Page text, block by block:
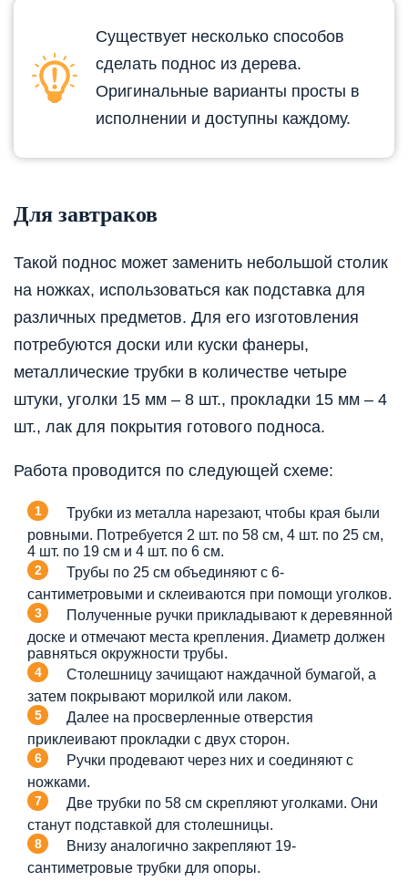
Существует несколько способов
сделать поднос из дерева.
Оригинальные варианты просты в
исполнении и доступны каждому.
Для завтраков
Такой поднос может заменить небольшой столик
на ножках, использоваться как подставка для
различных предметов. Для его изготовления
потребуются доски или куски фанеры,
металлические трубки в количестве четыре
штуки, уголки 15 мм – 8 шт., прокладки 15 мм – 4
шт., лак для покрытия готового подноса.
Работа проводится по следующей схеме:
Трубки из металла нарезают, чтобы края были
ровными. Потребуется 2 шт. по 58 см, 4 шт. по 25 см,
4 шт. по 19 см и 4 шт. по 6 см.
Трубы по 25 см объединяют с 6-
сантиметровыми и склеиваются при помощи уголков.
Полученные ручки прикладывают к деревянной
доске и отмечают места крепления. Диаметр должен
равняться окружности трубы.
Столешницу зачищают наждачной бумагой, а
затем покрывают морилкой или лаком.
Далее на просверленные отверстия
приклеивают прокладки с двух сторон.
Ручки продевают через них и соединяют с
ножками.
Две трубки по 58 см скрепляют уголками. Они
станут подставкой для столешницы.
Внизу аналогично закрепляют 19-
сантиметровые трубки для опоры.